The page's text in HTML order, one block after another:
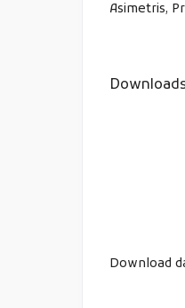
Asimetris,
Download